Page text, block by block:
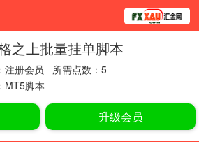
观点 货币
书籍 视频
之上批量挂单脚本
注册会员 所需点数：5
MT5脚本
升级会员